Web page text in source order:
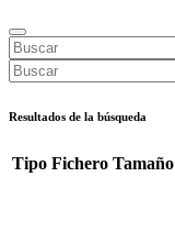
Resultados de la búsqueda
Tipo Fichero Tamaño